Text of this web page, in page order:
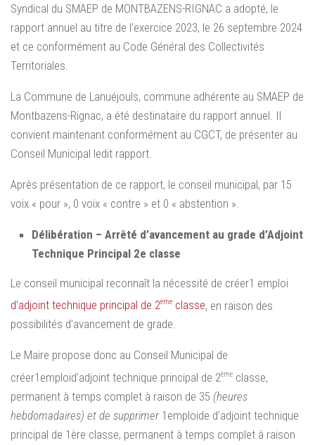
Syndical du SMAEP de MONTBAZENS-RIGNAC a adopté, le
rapport annuel au titre de l’exercice 2023, le 26 septembre 2024
et ce conformément au Code Général des Collectivités
Territoriales.
La Commune de Lanuéjouls, commune adhérente au SMAEP de
Montbazens-Rignac, a été destinataire du rapport annuel. Il
convient maintenant conformément au CGCT, de présenter au
Conseil Municipal ledit rapport.
Après présentation de ce rapport, le conseil municipal, par 15
voix « pour », 0 voix « contre » et 0 « abstention ».
Délibération – Arrêté d’avancement au grade d’Adjoint
Technique Principal 2e classe
Le conseil municipal reconnaît la nécessité de créer1 emploi
d’adjoint technique principal de 2ème classe, en raison des
possibilités d’avancement de grade.
Le Maire propose donc au Conseil Municipal de
créer1emploid’adjoint technique principal de 2ème classe,
permanent à temps complet à raison de 35 (heures
hebdomadaires) et de supprimer 1emploide d’adjoint technique
principal de 1ère classe, permanent à temps complet à raison